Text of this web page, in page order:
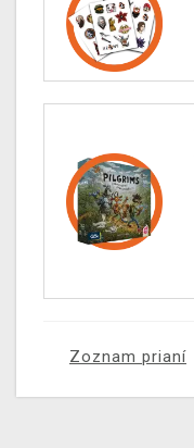
Zoznam prianí